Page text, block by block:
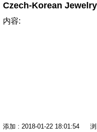
Czech-Korean
内容:
添加 : 2018-01-22 18:01:54